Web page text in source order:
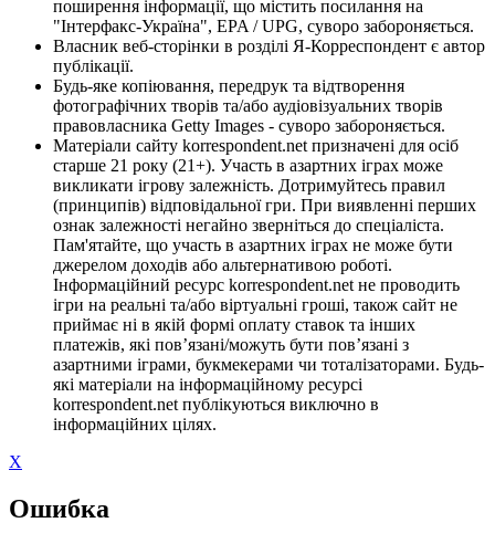
поширення інформації, що містить посилання на
"Інтерфакс-Україна", EPA / UPG, суворо забороняється.
Власник веб-сторінки в розділі Я-Корреспондент є автор
публікації.
Будь-яке копіювання, передрук та відтворення
фотографічних творів та/або аудіовізуальних творів
правовласника Getty Images - суворо забороняється.
Матеріали сайту korrespondent.net призначені для осіб
старше 21 року (21+). Участь в азартних іграх може
викликати ігрову залежність. Дотримуйтесь правил
(принципів) відповідальної гри. При виявленні перших
ознак залежності негайно зверніться до спеціаліста.
Пам'ятайте, що участь в азартних іграх не може бути
джерелом доходів або альтернативою роботі.
Інформаційний ресурс korrespondent.net не проводить
ігри на реальні та/або віртуальні гроші, також сайт не
приймає ні в якій формі оплату ставок та інших
платежів, які пов’язані/можуть бути пов’язані з
азартними іграми, букмекерами чи тоталізаторами. Будь-
які матеріали на інформаційному ресурсі
korrespondent.net публікуються виключно в
інформаційних цілях.
X
Ошибка